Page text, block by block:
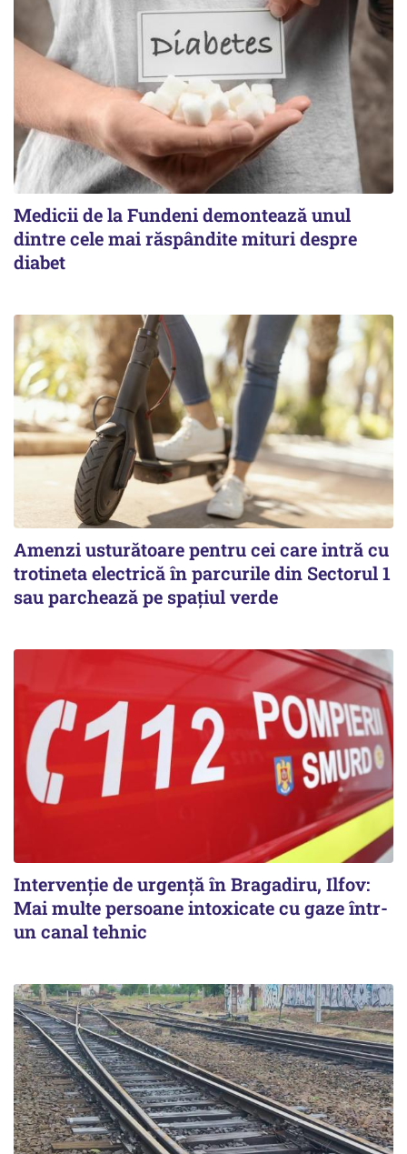
Medicii de la Fundeni demontează unul
dintre cele mai răspândite mituri despre
diabet
Amenzi usturătoare pentru cei care intră cu
trotineta electrică în parcurile din Sectorul 1
sau parchează pe spațiul verde
Intervenție de urgență în Bragadiru, Ilfov:
Mai multe persoane intoxicate cu gaze într-
un canal tehnic